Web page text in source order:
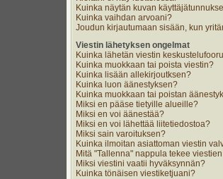
Kuinka näytän kuvan
Kuinka vaihdan arvoani?
Joudun kirjautumaan sisään, kun
Viestin lähetyksen ongelmat
Kuinka lähetän viestin
Kuinka muokkaan tai poista viestin?
Kuinka lisään allekirjoutksen?
Kuinka luon äänestyksen?
Kuinka muokkaan tai poistan
Miksi en pääse tietyille alueille?
Miksi en voi äänestää?
Miksi en voi lähettää liitetiedostoa?
Miksi sain varoituksen?
Kuinka ilmoitan asiattoman viestin
Mitä "Tallenna" nappula tekee
Miksi viestini vaatii hyväksynnän?
Kuinka tönäisen viestiketjuani?